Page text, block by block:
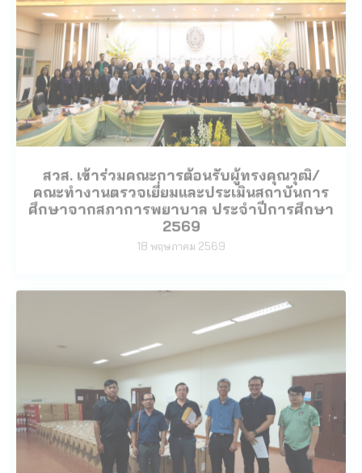
สวส. เข้าร่วมคณะการต้อนรับผู้ทรงคุณวุฒิ/
คณะทํางานตรวจเยี่ยมและประเมินสถาบันการ
ศึกษาจากสภาการพยาบาล ประจำปีการศึกษา
2569
18 พฤษภาคม 2569